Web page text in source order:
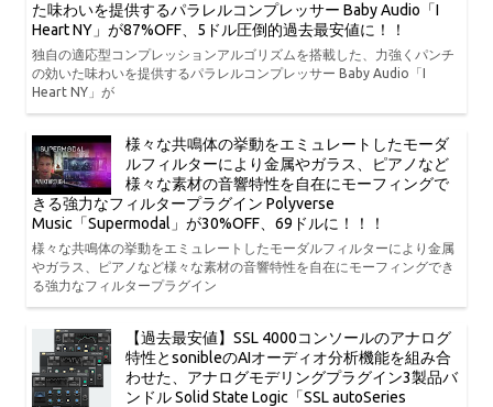
た味わいを提供するパラレルコンプレッサー Baby Audio「I
Heart NY」が87%OFF、5ドル圧倒的過去最安値に！！
独自の適応型コンプレッションアルゴリズムを搭載した、力強くパンチ
の効いた味わいを提供するパラレルコンプレッサー Baby Audio「I
Heart NY」が
様々な共鳴体の挙動をエミュレートしたモーダ
ルフィルターにより金属やガラス、ピアノなど
様々な素材の音響特性を自在にモーフィングで
きる強力なフィルタープラグイン Polyverse
Music「Supermodal」が30%OFF、69ドルに！！！
様々な共鳴体の挙動をエミュレートしたモーダルフィルターにより金属
やガラス、ピアノなど様々な素材の音響特性を自在にモーフィングでき
る強力なフィルタープラグイン
【過去最安値】SSL 4000コンソールのアナログ
特性とsonibleのAIオーディオ分析機能を組み合
わせた、アナログモデリングプラグイン3製品バ
ンドル Solid State Logic「SSL autoSeries